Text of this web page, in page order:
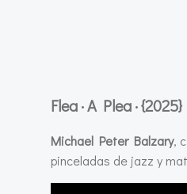
Flea · A Plea · {2025}
Michael Peter Balzary,
pinceladas de jazz y